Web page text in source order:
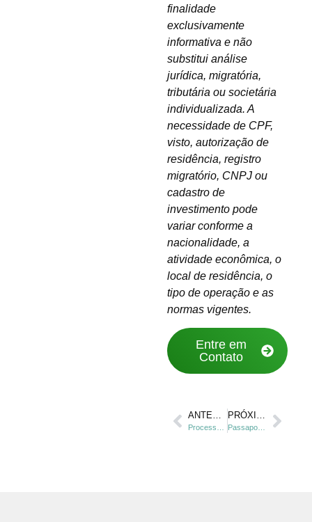
finalidade
exclusivamente
informativa e não
substitui análise
jurídica, migratória,
tributária ou societária
individualizada. A
necessidade de CPF,
visto, autorização de
residência, registro
migratório, CNPJ ou
cadastro de
investimento pode
variar conforme a
nacionalidade, a
atividade econômica, o
local de residência, o
tipo de operação e as
normas vigentes.
Entre em
Contato
ANTERIOR PRÓXIMO